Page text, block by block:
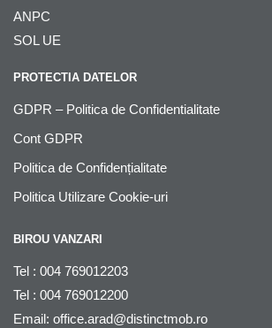
ANPC
SOL UE
PROTECTIA DATELOR
GDPR – Politica de Confidentialitate
Cont GDPR
Politica de Confidențialitate
Politica Utilizare Cookie-uri
BIROU VANZARI
Tel : 004 769012203
Tel : 004 769012200
Email: office.arad@distinctmob.ro